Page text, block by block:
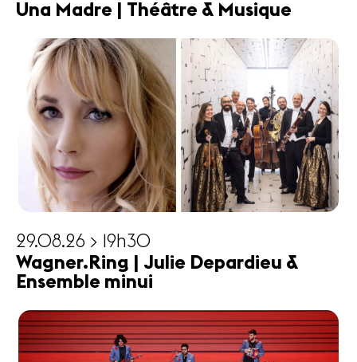
Una Madre | Théâtre & Musique
29.08.26 > 19h30
Wagner.Ring | Julie Depardieu &
Ensemble minui